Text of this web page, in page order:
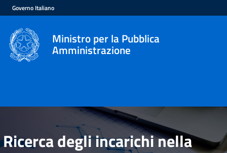
Governo Italiano
Ministro per la Pubblica
Amministrazione
Ricerca degli incarichi nella